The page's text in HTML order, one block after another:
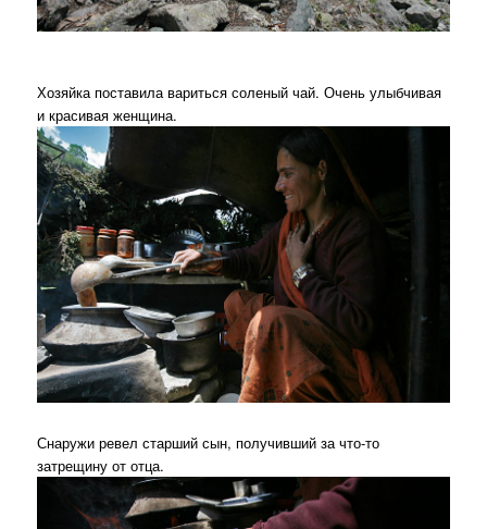
Хозяйка поставила вариться соленый чай. Очень улыбчивая
и красивая женщина.
Снаружи ревел старший сын, получивший за что-то
затрещину от отца.